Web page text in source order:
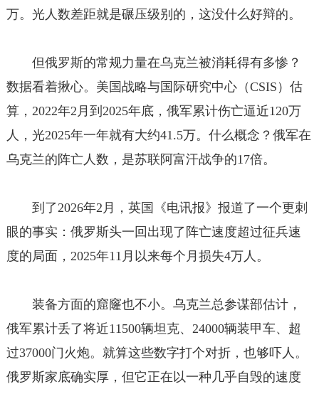
万。光人数差距就是碾压级别的，这没什么好辩的。
但俄罗斯的常规力量在乌克兰被消耗得有多惨？
数据看着揪心。美国战略与国际研究中心（CSIS）估
算，2022年2月到2025年底，俄军累计伤亡逼近120万
人，光2025年一年就有大约41.5万。什么概念？俄军在
乌克兰的阵亡人数，是苏联阿富汗战争的17倍。
到了2026年2月，英国《电讯报》报道了一个更刺
眼的事实：俄罗斯头一回出现了阵亡速度超过征兵速
度的局面，2025年11月以来每个月损失4万人。
装备方面的窟窿也不小。乌克兰总参谋部估计，
俄军累计丢了将近11500辆坦克、24000辆装甲车、超
过37000门火炮。就算这些数字打个对折，也够吓人。
俄罗斯家底确实厚，但它正在以一种几乎自毁的速度